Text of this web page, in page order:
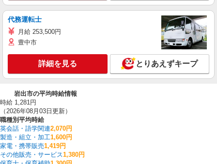
代務運転士
月給 253,500円
豊中市
詳細を見る とりあえずキープ
岩出市の平均時給情報
時給 1,281円
（2026年08月03日更新）
職種別平均時給
英会話・語学関連2,070円
製造・組立・加工1,600円
家電・携帯販売1,419円
その他販売・サービス1,380円